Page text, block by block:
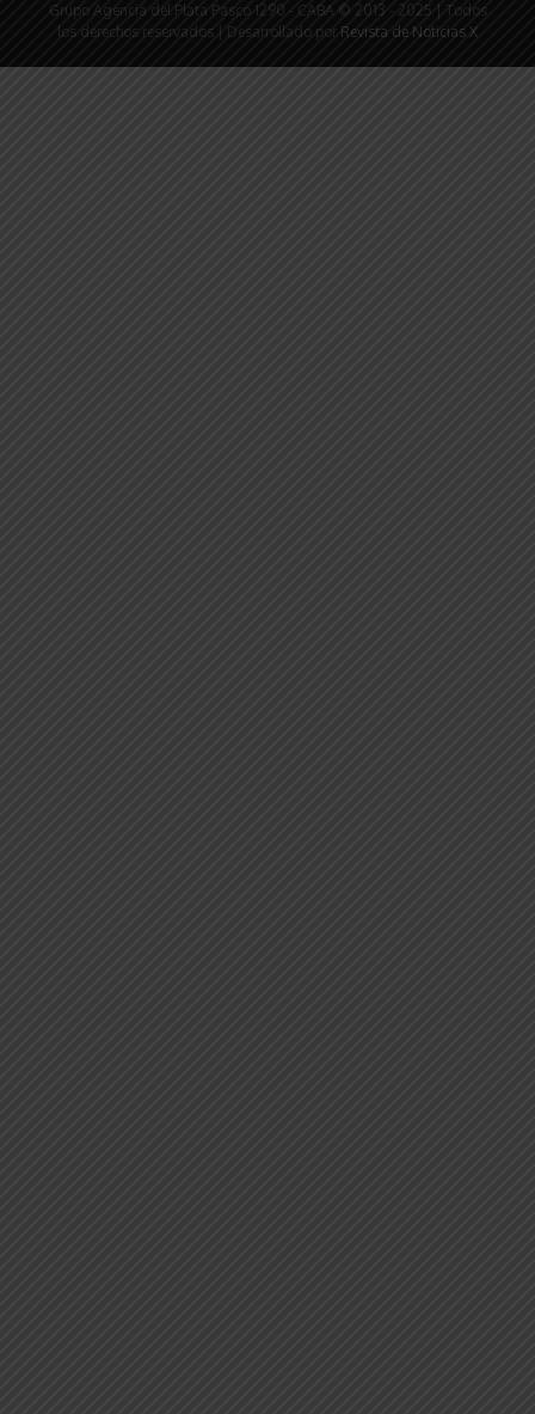
Grupo Agencia del Plata Pasco 1290 - CABA © 2013 - 2025 | Todos
los derechos reservados | Desarrollado por Revista de Noticias X